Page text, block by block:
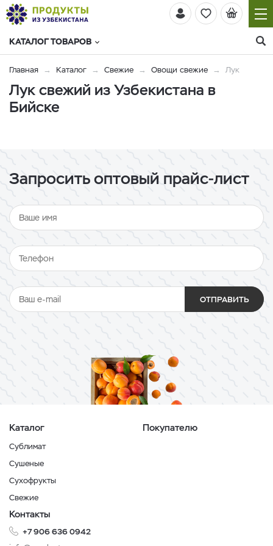
КАТАЛОГ ТОВАРОВ
Главная Каталог Свежие Овощи свежие Лук
Лук свежий из Узбекистана в
Бийске
Запросить оптовый прайс-лист
ОТПРАВИТЬ
Каталог
Сублимат
Сушеные
Сухофрукты
Свежие
Покупателю
Контакты
+7 906 636 0942